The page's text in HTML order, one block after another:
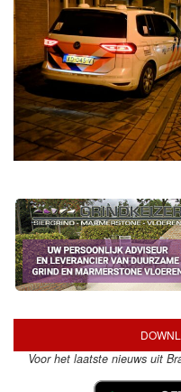
Voor het laatste nieuws uit